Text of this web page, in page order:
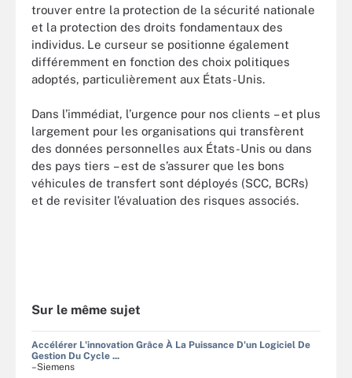
trouver entre la protection de la sécurité nationale
et la protection des droits fondamentaux des
individus. Le curseur se positionne également
différemment en fonction des choix politiques
adoptés, particulièrement aux États-Unis.
Dans l’immédiat, l’urgence pour nos clients – et plus
largement pour les organisations qui transfèrent
des données personnelles aux États-Unis ou dans
des pays tiers – est de s’assurer que les bons
véhicules de transfert sont déployés (SCC, BCRs)
et de revisiter l’évaluation des risques associés.
Sur le même sujet
Accélérer L'innovation Grâce À La Puissance D'un Logiciel De
Gestion Du Cycle ...
–Siemens